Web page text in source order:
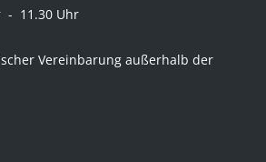
- 11.30 Uhr
Vereinbarung außerhalb der